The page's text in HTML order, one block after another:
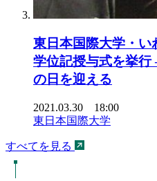
東日本国際大学・い
学位記授与式を挙
の日を迎える
2021.03.30 18:00
東日本国際大学
すべてを見る